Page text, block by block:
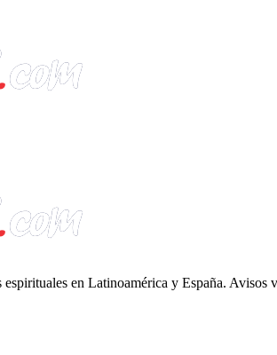
en Latinoamérica y España. Avisos